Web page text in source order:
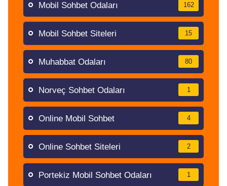
Mobil Sohbet Odaları 162
Mobil Sohbet Siteleri 15
Muhabbat Odaları 80
Norveç Sohbet Odaları 1
Online Mobil Sohbet 4
Online Sohbet Siteleri 2
Portekiz Mobil Sohbet Odaları 1